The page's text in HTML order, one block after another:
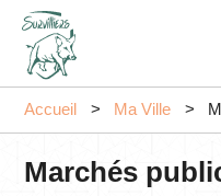
Accueil Ma Ville
Marchés